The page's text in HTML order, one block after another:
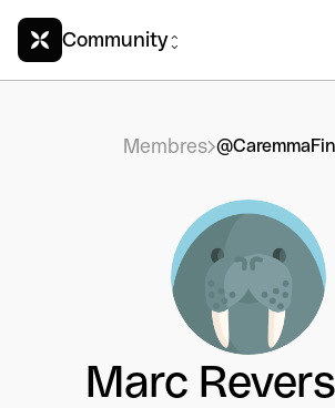
Community
Membres
Marc